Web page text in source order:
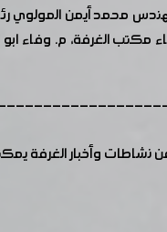
محمد أيمن المولوي
مكتب الغرفة، م. وفاء
نشاطات وأخبار الغرفة